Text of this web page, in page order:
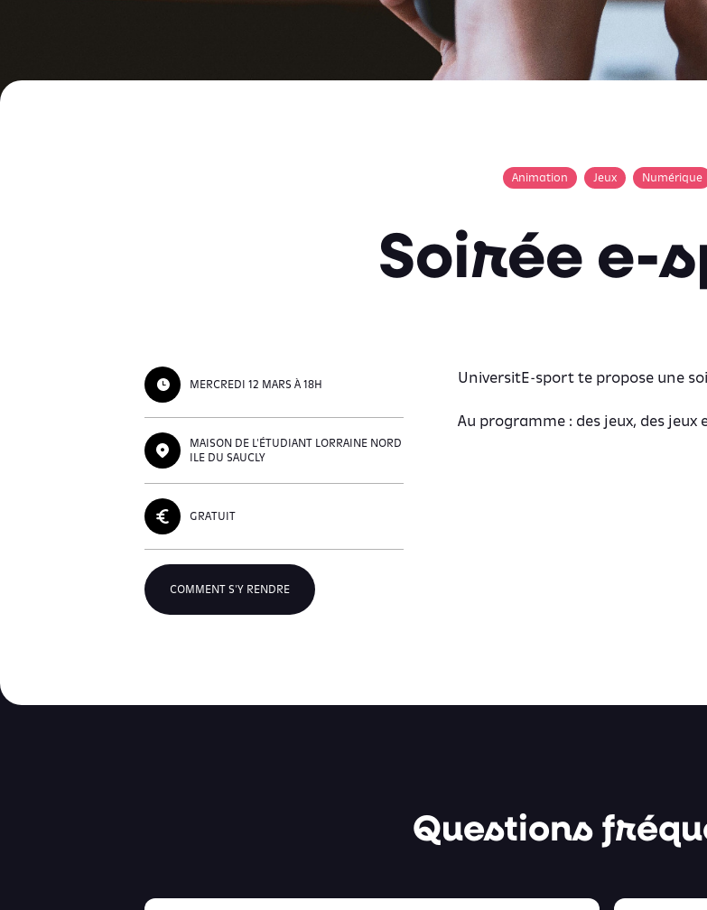
Animation Jeux Numérique
Soirée e-
MERCREDI 12 MARS À 18H
MAISON DE L'ÉTUDIANT LORRAINE NORD
ILE DU SAUCLY
GRATUIT
COMMENT S'Y RENDRE
UniversitE-sport te propose une
Au programme : des jeux, des
Questions